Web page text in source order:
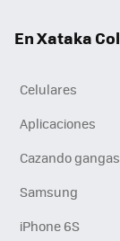
En Xataka
Celulares
Aplicaciones
Cazando gangas
Samsung
iPhone 6S